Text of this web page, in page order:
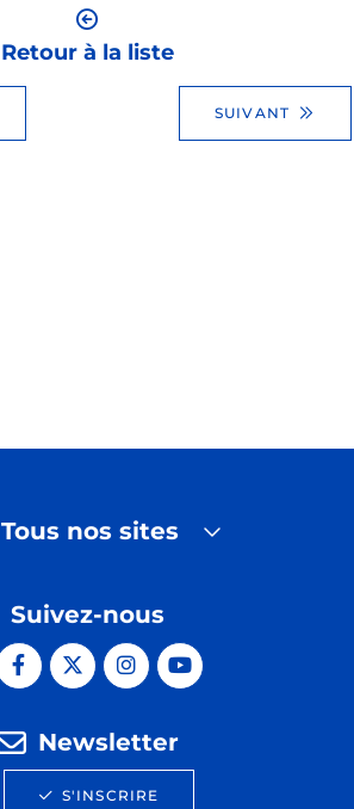
Retour à la liste
SUIVANT
Tous nos sites
Suivez-nous
Newsletter
S'INSCRIRE